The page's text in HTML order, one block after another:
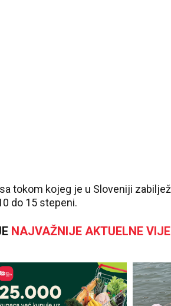
tokom kojeg je u Sloveniji
do 15 stepeni.
NAJVAŽNIJE AKTUELNE